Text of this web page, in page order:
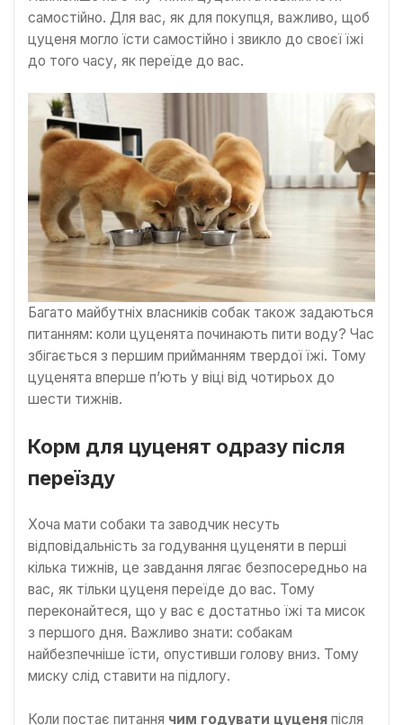
самостійно. Для вас, як для покупця, важливо, щоб
цуценя могло їсти самостійно і звикло до своєї їжі
до того часу, як переїде до вас.
Багато майбутніх власників собак також задаються
питанням: коли цуценята починають пити воду? Час
збігається з першим прийманням твердої їжі. Тому
цуценята вперше п’ють у віці від чотирьох до
шести тижнів.
Корм для цуценят одразу після
переїзду
Хоча мати собаки та заводчик несуть
відповідальність за годування цуценяти в перші
кілька тижнів, це завдання лягає безпосередньо на
вас, як тільки цуценя переїде до вас. Тому
переконайтеся, що у вас є достатньо їжі та мисок
з першого дня. Важливо знати: собакам
найбезпечніше їсти, опустивши голову вниз. Тому
миску слід ставити на підлогу.
Коли постає питання чим годувати цуценя після